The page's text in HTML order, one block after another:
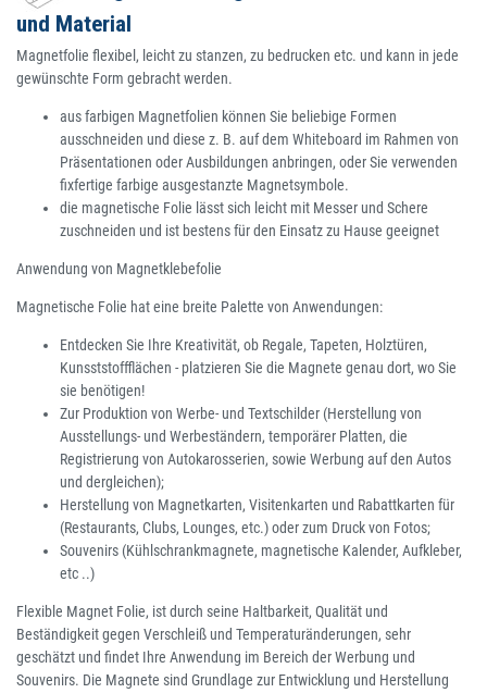
und Material
Magnetfolie flexibel, leicht zu stanzen, zu bedrucken etc. und kann in jede
gewünschte Form gebracht werden.
aus farbigen Magnetfolien können Sie beliebige Formen
ausschneiden und diese z. B. auf dem Whiteboard im Rahmen von
Präsentationen oder Ausbildungen anbringen, oder Sie verwenden
fixfertige farbige ausgestanzte Magnetsymbole.
die magnetische Folie lässt sich leicht mit Messer und Schere
zuschneiden und ist bestens für den Einsatz zu Hause geeignet
Anwendung von Magnetklebefolie
Magnetische Folie hat eine breite Palette von Anwendungen:
Entdecken Sie Ihre Kreativität, ob Regale, Tapeten, Holztüren,
Kunsststoffflächen - platzieren Sie die Magnete genau dort, wo Sie
sie benötigen!
Zur Produktion von Werbe- und Textschilder (Herstellung von
Ausstellungs- und Werbeständern, temporärer Platten, die
Registrierung von Autokarosserien, sowie Werbung auf den Autos
und dergleichen);
Herstellung von Magnetkarten, Visitenkarten und Rabattkarten für
(Restaurants, Clubs, Lounges, etc.) oder zum Druck von Fotos;
Souvenirs (Kühlschrankmagnete, magnetische Kalender, Aufkleber,
etc ..)
Flexible Magnet Folie, ist durch seine Haltbarkeit, Qualität und
Beständigkeit gegen Verschleiß und Temperaturänderungen, sehr
geschätzt und findet Ihre Anwendung im Bereich der Werbung und
Souvenirs. Die Magnete sind Grundlage zur Entwicklung und Herstellung